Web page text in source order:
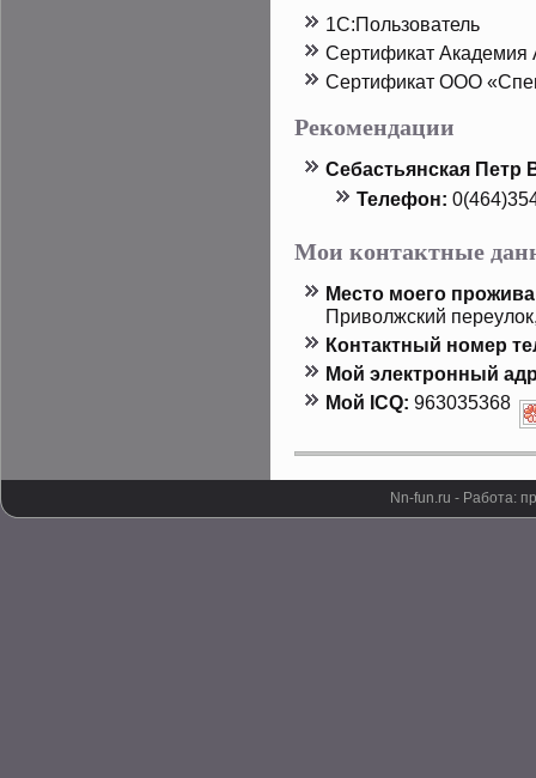
1С:Пользователь
Сертификат Академия
Сертификат ООО
Рекомендации
Себастьянская Петр
Телефон:
Мои контактные
Местο мοего
Приволжский
Контактный номер
Мой электронный
Мой ICQ: 963035368
Nn-fun.ru - Работа: